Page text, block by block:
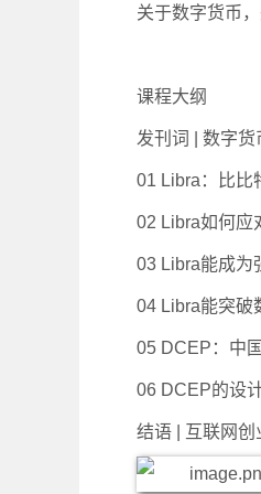
关于数字货币
课程大纲
发刊词 | 数字
01 Libra：比比
02 Libra如何应
03 Libra能成为
04 Libra能突破
05 DCEP：中
06 DCEP的设
结语 | 互联网